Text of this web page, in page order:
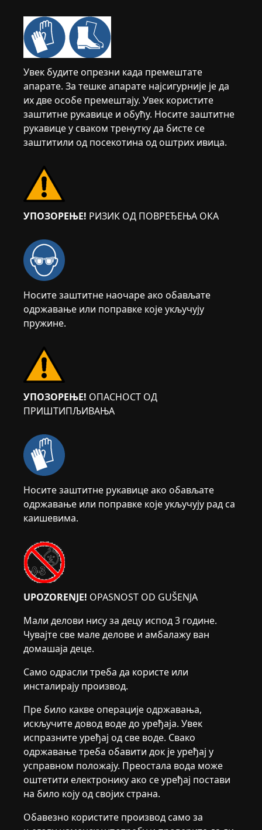
Увек будите опрезни када премештате
апарате. За тешке апарате најсигурније је да
их две особе премештају. Увек користите
заштитне рукавице и обућу. Носите заштитне
рукавице у сваком тренутку да бисте се
заштитили од посекотина од оштрих ивица.
УПОЗОРЕЊЕ! РИЗИК ОД ПОВРЕЂЕЊА ОКА
Носите заштитне наочаре ако обављате
одржавање или поправке које укључују
пружине.
УПОЗОРЕЊЕ! ОПАСНОСТ ОД
ПРИШТИПЉИВАЊА
Носите заштитне рукавице ако обављате
одржавање или поправке које укључују рад са
каишевима.
UPOZORENJE! OPASNOST OD GUŠENJA
Мали делови нису за децу испод 3 године.
Чувајте све мале делове и амбалажу ван
домашаја деце.
Само одрасли треба да користе или
инсталирају производ.
Пре било какве операције одржавања,
искључите довод воде до уређаја. Увек
испразните уређај од све воде. Свако
одржавање треба обавити док је уређај у
усправном положају. Преостала вода може
оштетити електронику ако се уређај постави
на било коју од својих страна.
Обавезно користите производ само за